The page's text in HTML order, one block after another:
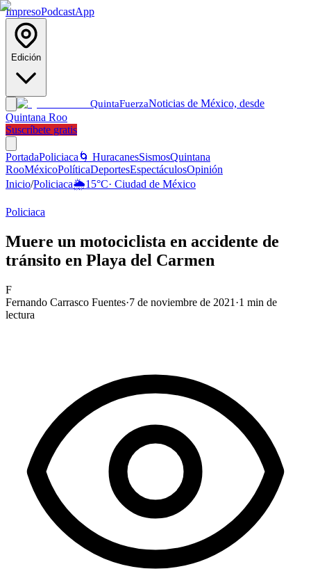
ImpresoPodcastApp
Edición
QuintaFuerzaNoticias de México, desde
Quintana Roo
Suscríbete gratis
PortadaPoliciaca 🌀 HuracanesSismosQuintana
RooMéxicoPolíticaDeportesEspectáculosOpinión
Inicio/Policiaca🌦️15°C· Ciudad de México
Policiaca
Muere un motociclista en accidente de
tránsito en Playa del Carmen
F
Fernando Carrasco Fuentes·7 de noviembre de 2021 ·1 min de
lectura